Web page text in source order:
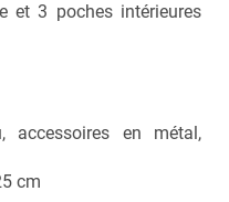
et 3 poches intérieures
accessoires en métal,
cm